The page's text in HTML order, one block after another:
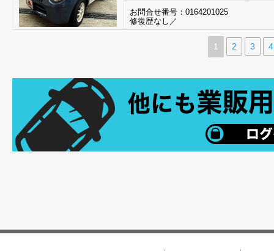
お問合せ番号：0164201025
修復歴なし／
1 2 3 4